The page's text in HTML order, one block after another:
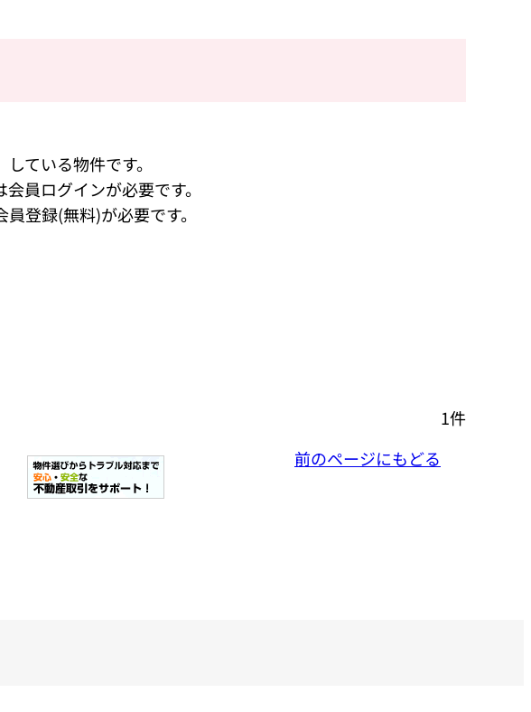
ている物件です。
員ログインが必要です。
登録(無料)が必要です。
1件
前のページにもどる